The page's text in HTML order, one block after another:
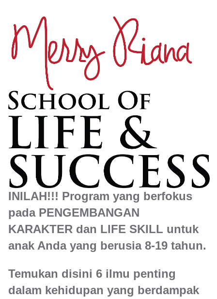
INILAH!!! Program yang berfokus
pada PENGEMBANGAN
KARAKTER dan LIFE SKILL untuk
anak Anda yang berusia 8-19 tahun.
Temukan disini 6 ilmu penting
dalam kehidupan yang berdampak